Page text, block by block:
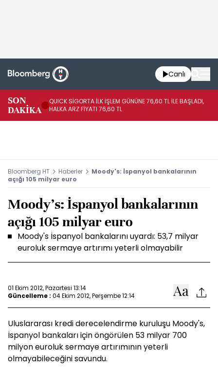
Canlı
SON
DAKİKA
QUICK SİGORTA İLK İŞLEM GÜNÜNE 76,60 TL İLE BAŞLADI,
HALKA ARZ FİYATI 76,60 TL
Bloomberg HT Haberler
Moody's: İspanyol bankalarının
açığı 105 milyar euro
Moody's: İspanyol bankalarının
açığı 105 milyar euro
Moody's İspanyol bankalarını uyardı: 53,7 milyar
euroluk sermaye artırımı yeterli olmayabilir
01 Ekim 2012, Pazartesi 13:14
Güncelleme : 04 Ekim 2012, Perşembe 12:14
Uluslararası kredi derecelendirme kuruluşu Moody's,
İspanyol bankaları için öngörülen 53 milyar 700
milyon euroluk sermaye artırımının yeterli
olmayabileceğini savundu.